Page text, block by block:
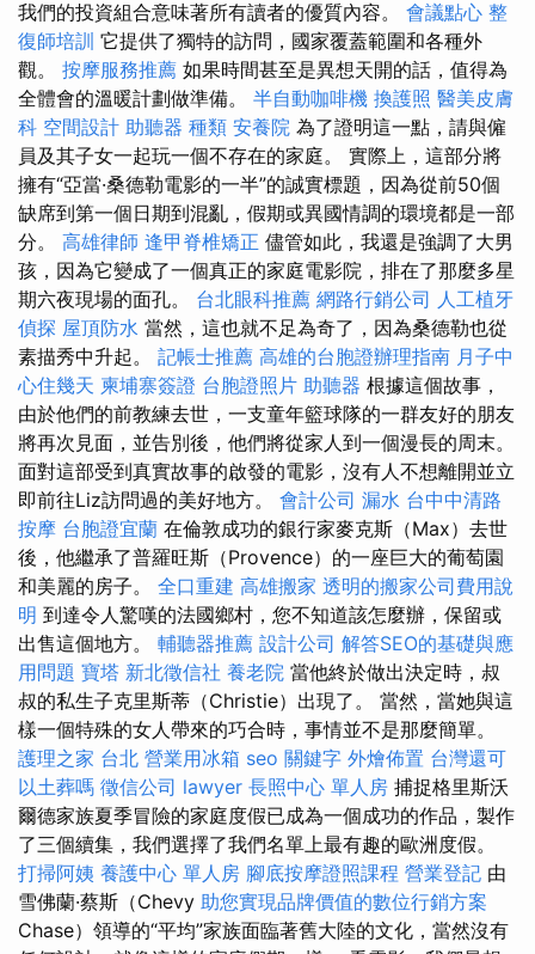
我們的投資組合意味著所有讀者的優質內容。 會議點心 整
復師培訓 它提供了獨特的訪問，國家覆蓋範圍和各種外
觀。 按摩服務推薦 如果時間甚至是異想天開的話，值得為
全體會的溫暖計劃做準備。 半自動咖啡機 換護照 醫美皮膚
科 空間設計 助聽器 種類 安養院 為了證明這一點，請與僱
員及其子女一起玩一個不存在的家庭。 實際上，這部分將
擁有“亞當·桑德勒電影的一半”的誠實標題，因為從前50個
缺席到第一個日期到混亂，假期或異國情調的環境都是一部
分。 高雄律師 逢甲脊椎矯正 儘管如此，我還是強調了大男
孩，因為它變成了一個真正的家庭電影院，排在了那麼多星
期六夜現場的面孔。 台北眼科推薦 網路行銷公司 人工植牙
偵探 屋頂防水 當然，這也就不足為奇了，因為桑德勒也從
素描秀中升起。 記帳士推薦 高雄的台胞證辦理指南 月子中
心住幾天 柬埔寨簽證 台胞證照片 助聽器 根據這個故事，
由於他們的前教練去世，一支童年籃球隊的一群友好的朋友
將再次見面，並告別後，他們將從家人到一個漫長的周末。
面對這部受到真實故事的啟發的電影，沒有人不想離開並立
即前往Liz訪問過的美好地方。 會計公司 漏水 台中中清路
按摩 台胞證宜蘭 在倫敦成功的銀行家麥克斯（Max）去世
後，他繼承了普羅旺斯（Provence）的一座巨大的葡萄園
和美麗的房子。 全口重建 高雄搬家 透明的搬家公司費用說
明 到達令人驚嘆的法國鄉村，您不知道該怎麼辦，保留或
出售這個地方。 輔聽器推薦 設計公司 解答SEO的基礎與應
用問題 寶塔 新北徵信社 養老院 當他終於做出決定時，叔
叔的私生子克里斯蒂（Christie）出現了。 當然，當她與這
樣一個特殊的女人帶來的巧合時，事情並不是那麼簡單。
護理之家 台北 營業用冰箱 seo 關鍵字 外燴佈置 台灣還可
以土葬嗎 徵信公司 lawyer 長照中心 單人房 捕捉格里斯沃
爾德家族夏季冒險的家庭度假已成為一個成功的作品，製作
了三個續集，我們選擇了我們名單上最有趣的歐洲度假。
打掃阿姨 養護中心 單人房 腳底按摩證照課程 營業登記 由
雪佛蘭·蔡斯（Chevy 助您實現品牌價值的數位行銷方案
Chase）領導的“平均”家族面臨著舊大陸的文化，當然沒有